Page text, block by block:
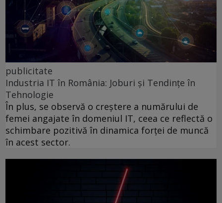
publicitate
Industria IT în România: Joburi și Tendințe în
Tehnologie
În plus, se observă o creștere a numărului de
femei angajate în domeniul IT, ceea ce reflectă o
schimbare pozitivă în dinamica forței de muncă
în acest sector.